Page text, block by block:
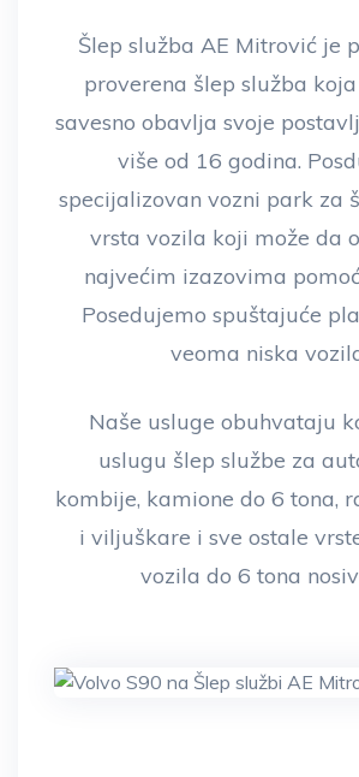
Šlep služba AE Mitrović je
proverena šlep služba
savesno obavlja svoje
više od 16 godina.
specijalizovan vozni park za
vrsta vozila koji može da
najvećim izazovima
Posedujemo spuštajuće
veoma niska
Naše usluge obuhvataju
uslugu šlep službe za
kombije, kamione do 6 tona,
i viljuškare i sve ostale
vozila do 6 tona